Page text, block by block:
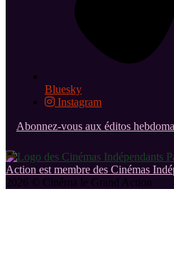
Bluesky
Instagram
Abonnez-vous aux éditos
Action est membre des Cinémas
2026 © Cinéma le Grand Action